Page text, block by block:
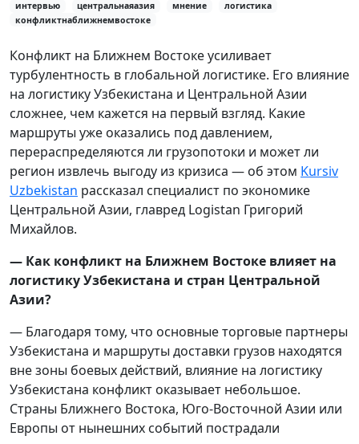
интервью
центральнаяазия мнение
логистика
конфликтнаближнемвостоке
Конфликт на Ближнем Востоке усиливает
турбулентность в глобальной логистике. Его влияние
на логистику Узбекистана и Центральной Азии
сложнее, чем кажется на первый взгляд. Какие
маршруты уже оказались под давлением,
перераспределяются ли грузопотоки и может ли
регион извлечь выгоду из кризиса — об этом Kursiv
Uzbekistan рассказал специалист по экономике
Центральной Азии, главред Logistan Григорий
Михайлов.
— Как конфликт на Ближнем Востоке влияет на
логистику Узбекистана и стран Центральной
Азии?
— Благодаря тому, что основные торговые партнеры
Узбекистана и маршруты доставки грузов находятся
вне зоны боевых действий, влияние на логистику
Узбекистана конфликт оказывает небольшое.
Страны Ближнего Востока, Юго-Восточной Азии или
Европы от нынешних событий пострадали